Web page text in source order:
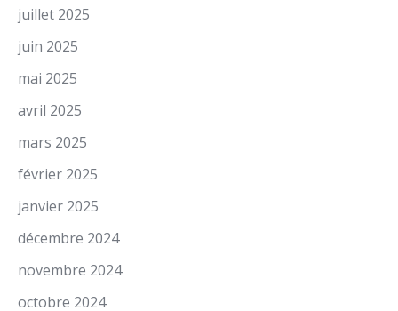
juillet 2025
juin 2025
mai 2025
avril 2025
mars 2025
février 2025
janvier 2025
décembre 2024
novembre 2024
octobre 2024